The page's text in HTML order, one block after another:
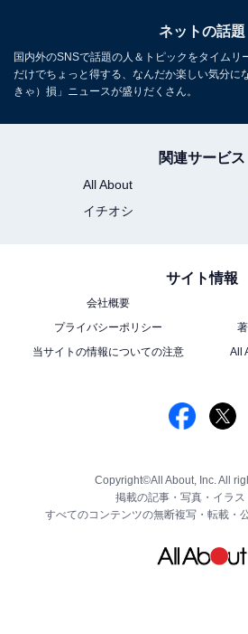
ネットの話題
国内外のSNSで話題の人＆トピックをタイムリ
だけでちょっと得する、なんだか楽しい気分に
きゃ）損」ニュースが盛りだくさん。
関連サービス
All About
イチオシ
サイト情報
会社概要
プライバシーポリシー
当サイトの情報についての注意
All
Copyright©All About, Inc. All
掲載の記事・写真・イラス
すべてのコンテンツの無断複写・転載・